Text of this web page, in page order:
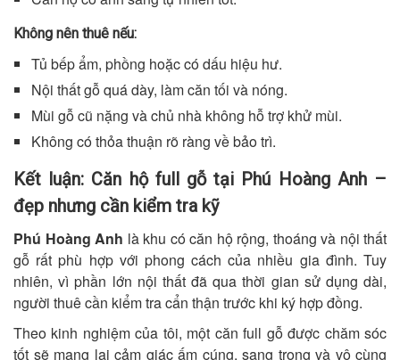
Không nên thuê nếu:
Tủ bếp ẩm, phồng hoặc có dấu hiệu hư.
Nội thất gỗ quá dày, làm căn tối và nóng.
Mùi gỗ cũ nặng và chủ nhà không hỗ trợ khử mùi.
Không có thỏa thuận rõ ràng về bảo trì.
Kết luận: Căn hộ full gỗ tại Phú Hoàng Anh –
đẹp nhưng cần kiểm tra kỹ
Phú Hoàng Anh là khu có căn hộ rộng, thoáng và nội thất
gỗ rất phù hợp với phong cách của nhiều gia đình. Tuy
nhiên, vì phần lớn nội thất đã qua thời gian sử dụng dài,
người thuê cần kiểm tra cẩn thận trước khi ký hợp đồng.
Theo kinh nghiệm của tôi, một căn full gỗ được chăm sóc
tốt sẽ mang lại cảm giác ấm cúng, sang trọng và vô cùng